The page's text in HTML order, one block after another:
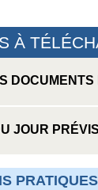
À
JOUR
PRATIQUES